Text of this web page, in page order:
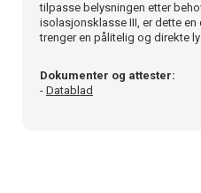
tilpasse belysningen etter
isolasjonsklasse III, er dette
trenger en pålitelig og direkte
Dokumenter og attester:
- Datablad